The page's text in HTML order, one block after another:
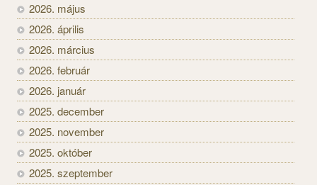
2026. május
2026. április
2026. március
2026. február
2026. január
2025. december
2025. november
2025. október
2025. szeptember